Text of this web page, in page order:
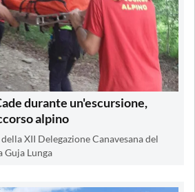
durante un'escursione,
alpino
XII Delegazione Canavesana del
Guja Lunga